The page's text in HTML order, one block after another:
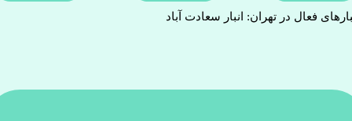
فعال در تهران: انبار سعادت آباد